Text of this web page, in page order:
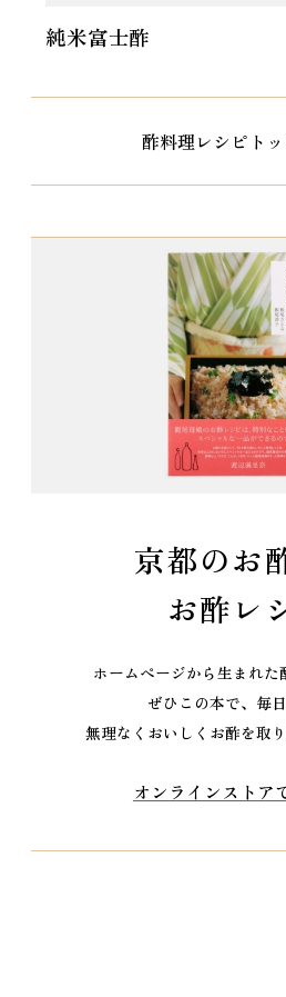
純米富士酢
酢料理レシピト
京都のお
お酢レ
ホームページから生まれた
ぜひこの本で、毎
無理なくおいしくお酢を取
オンラインストア